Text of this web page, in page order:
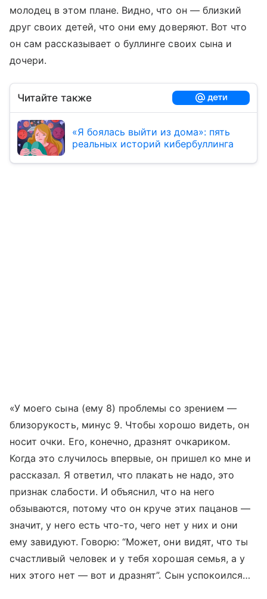
молодец в этом плане. Видно, что он — близкий
друг своих детей, что они ему доверяют. Вот что
он сам рассказывает о буллинге своих сына и
дочери.
Читайте также
«Я боялась выйти из дома»: пять
реальных историй кибербуллинга
«У моего сына (ему 8) проблемы со зрением —
близорукость, минус 9. Чтобы хорошо видеть, он
носит очки. Его, конечно, дразнят очкариком.
Когда это случилось впервые, он пришел ко мне и
рассказал. Я ответил, что плакать не надо, это
признак слабости. И объяснил, что на него
обзываются, потому что он круче этих пацанов —
значит, у него есть что-то, чего нет у них и они
ему завидуют. Говорю: “Может, они видят, что ты
счастливый человек и у тебя хорошая семья, а у
них этого нет — вот и дразнят”. Сын успокоился…